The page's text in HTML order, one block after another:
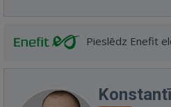
Pieslēdz Enefit